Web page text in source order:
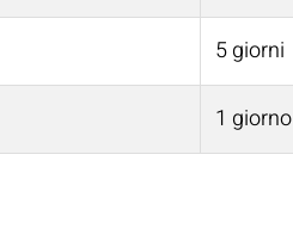
5 giorni
1 giorno